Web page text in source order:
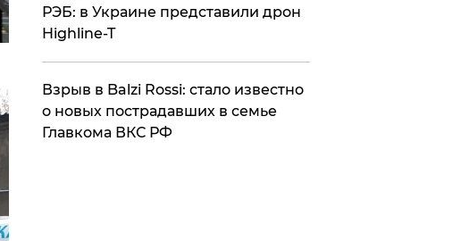
РЭБ: в Украине представили дрон
Highline-T
Взрыв в Balzi Rossi: стало известно
о новых пострадавших в семье
Главкома ВКС РФ